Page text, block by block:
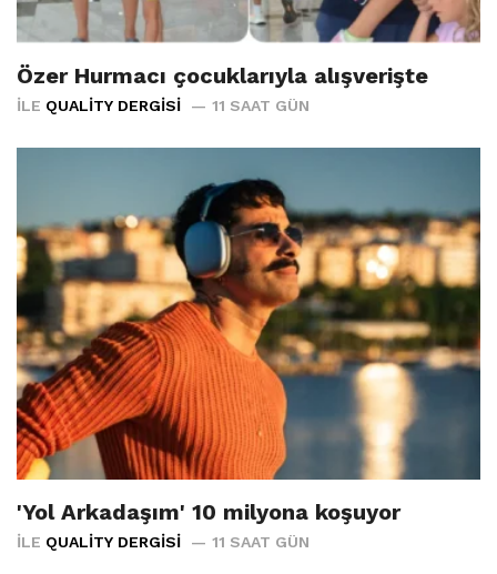
Özer Hurmacı çocuklarıyla alışverişte
İLE QUALITY DERGISI 11 SAAT GÜN
'Yol Arkadaşım' 10 milyona koşuyor
İLE QUALITY DERGISI 11 SAAT GÜN